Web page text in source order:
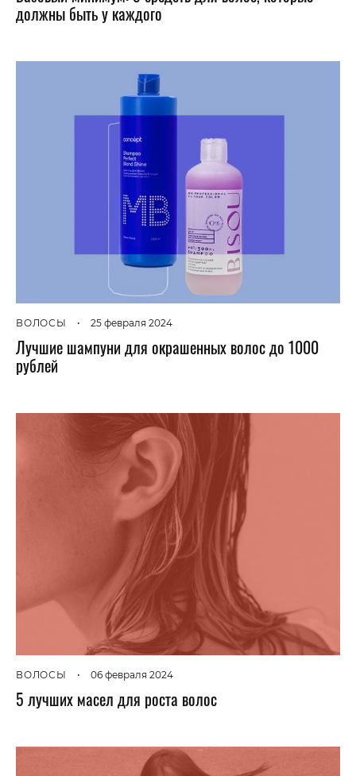
должны быть у каждого
ВОЛОСЫ • 25 февраля 2024
Лучшие шампуни для окрашенных волос до 1000
рублей
ВОЛОСЫ • 06 февраля 2024
5 лучших масел для роста волос